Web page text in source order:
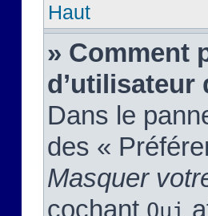
Haut
» Comment
d’utilisateur
Dans le
des «
Masquer
cochant Oui